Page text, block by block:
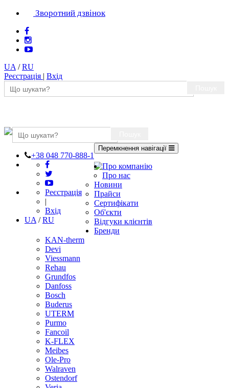
Зворотний дзвінок
UA /RU
Реєстрація | Вхід
+38 048 770-888-1
Реєстрація
|
Вхід
UA /RU
Перемкнення навігації
Про компанію
Про нас
Новини
Прайси
Сертифікати
Об'єкти
Відгуки клієнтів
Бренди
KAN-therm
Devi
Viessmann
Rehau
Grundfos
Danfoss
Bosch
Buderus
UTERM
Purmo
Fancoil
K-FLEX
Meibes
Ole-Pro
Walraven
Ostendorf